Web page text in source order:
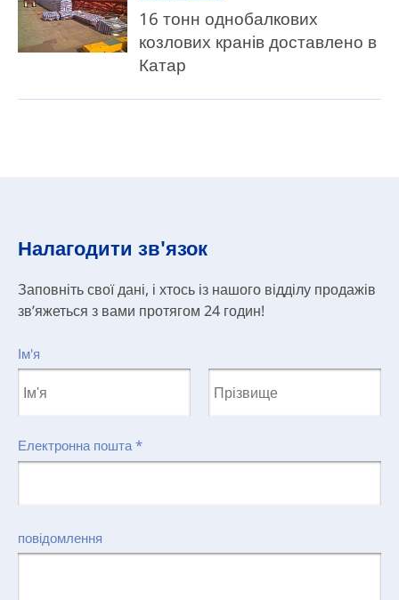
16 тонн однобалкових
козлових кранів доставлено в
Катар
Налагодити зв'язок
Заповніть свої дані, і хтось із нашого відділу продажів
зв’яжеться з вами протягом 24 годин!
Ім'я
Електронна пошта*
повідомлення